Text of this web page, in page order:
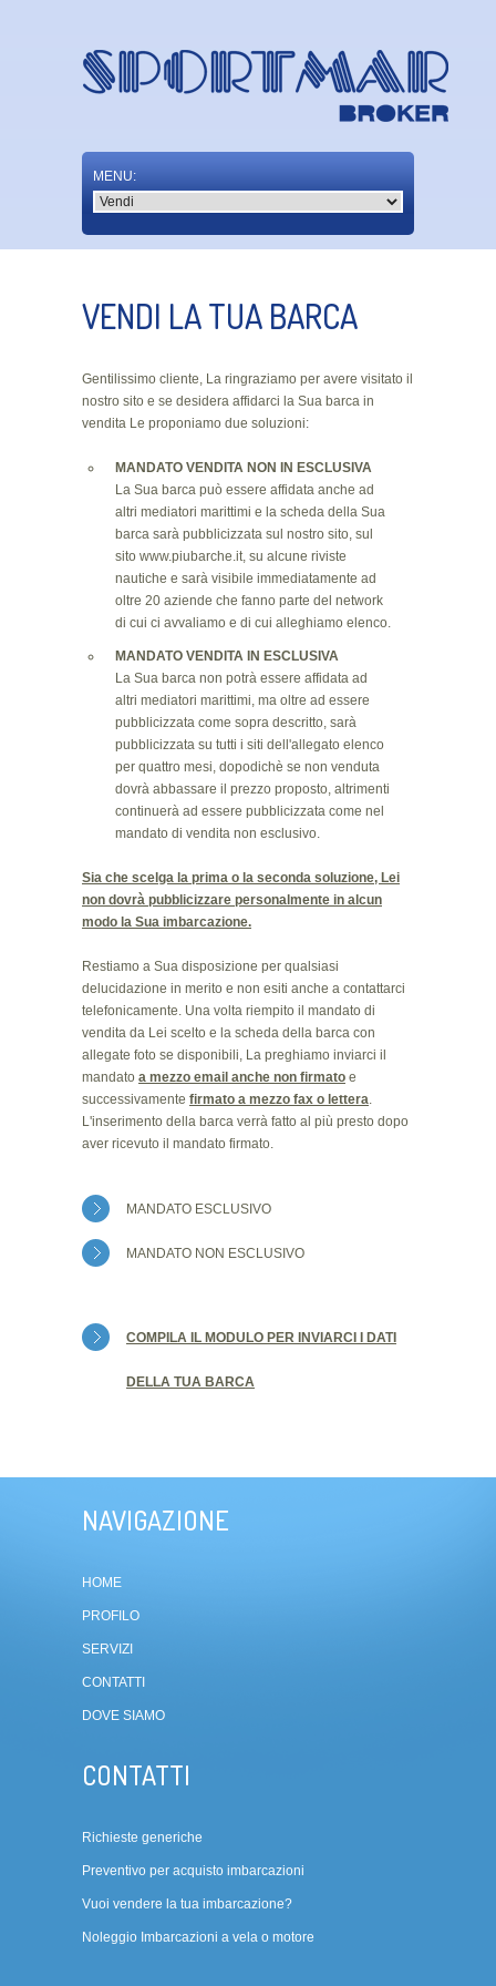
VENDI LA TUA BARCA
Gentilissimo cliente, La ringraziamo per avere visitato il
nostro sito e se desidera affidarci la Sua barca in
vendita Le proponiamo due soluzioni:
MANDATO VENDITA NON IN ESCLUSIVA
La Sua barca può essere affidata anche ad
altri mediatori marittimi e la scheda della Sua
barca sarà pubblicizzata sul nostro sito, sul
sito www.piubarche.it, su alcune riviste
nautiche e sarà visibile immediatamente ad
oltre 20 aziende che fanno parte del network
di cui ci avvaliamo e di cui alleghiamo elenco.
MANDATO VENDITA IN ESCLUSIVA
La Sua barca non potrà essere affidata ad
altri mediatori marittimi, ma oltre ad essere
pubblicizzata come sopra descritto, sarà
pubblicizzata su tutti i siti dell'allegato elenco
per quattro mesi, dopodichè se non venduta
dovrà abbassare il prezzo proposto, altrimenti
continuerà ad essere pubblicizzata come nel
mandato di vendita non esclusivo.
Sia che scelga la prima o la seconda soluzione, Lei
non dovrà pubblicizzare personalmente in alcun
modo la Sua imbarcazione.
Restiamo a Sua disposizione per qualsiasi
delucidazione in merito e non esiti anche a contattarci
telefonicamente. Una volta riempito il mandato di
vendita da Lei scelto e la scheda della barca con
allegate foto se disponibili, La preghiamo inviarci il
mandato a mezzo email anche non firmato e
successivamente firmato a mezzo fax o lettera.
L'inserimento della barca verrà fatto al più presto dopo
aver ricevuto il mandato firmato.
MANDATO ESCLUSIVO
MANDATO NON ESCLUSIVO
COMPILA IL MODULO PER INVIARCI I DATI
DELLA TUA BARCA
NAVIGAZIONE
HOME
PROFILO
SERVIZI
CONTATTI
DOVE SIAMO
CONTATTI
Richieste generiche
Preventivo per acquisto imbarcazioni
Vuoi vendere la tua imbarcazione?
Noleggio Imbarcazioni a vela o motore